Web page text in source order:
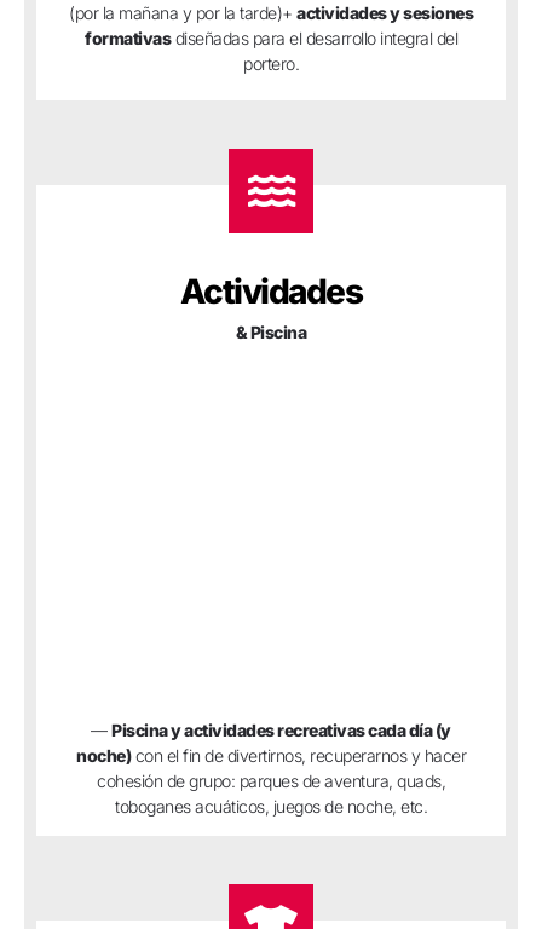
(por la mañana y por la tarde)+ actividades y sesiones
formativasdiseñadas para el desarrollo integral del
portero.
Actividades
& Piscina
—Piscina y actividades recreativas cada día (y
noche)con el fin de divertirnos, recuperarnos y hacer
cohesión de grupo: parques de aventura, quads,
toboganes acuáticos, juegos de noche, etc.